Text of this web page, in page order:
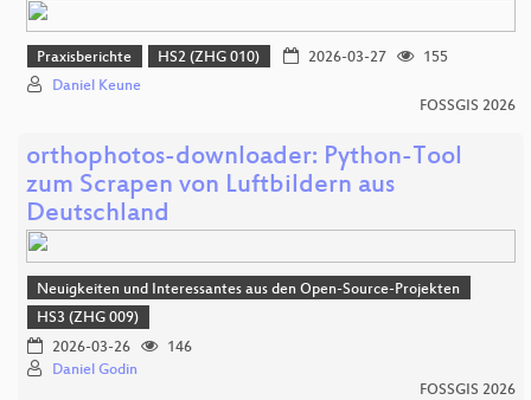
Praxisberichte HS2 (ZHG 010) 2026-03-27
155
Daniel Keune
FOSSGIS 2026
orthophotos-downloader: Python-Tool
zum Scrapen von Luftbildern aus
Deutschland
Neuigkeiten und Interessantes aus den Open-Source-Projekten
HS3 (ZHG 009)
2026-03-26
146
Daniel Godin
FOSSGIS 2026